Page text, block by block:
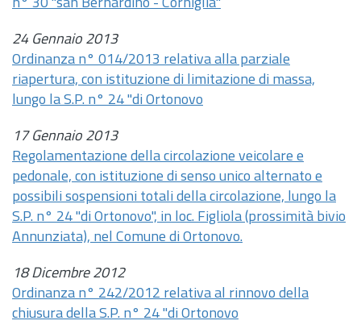
n° 30 "san Bernardino - Corniglia"
24 Gennaio 2013
Ordinanza n° 014/2013 relativa alla parziale
riapertura, con istituzione di limitazione di massa,
lungo la S.P. n° 24 "di Ortonovo
17 Gennaio 2013
Regolamentazione della circolazione veicolare e
pedonale, con istituzione di senso unico alternato e
possibili sospensioni totali della circolazione, lungo la
S.P. n° 24 "di Ortonovo", in loc. Figliola (prossimità bivio
Annunziata), nel Comune di Ortonovo.
18 Dicembre 2012
Ordinanza n° 242/2012 relativa al rinnovo della
chiusura della S.P. n° 24 "di Ortonovo